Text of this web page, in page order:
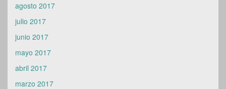
agosto 2017
julio 2017
junio 2017
mayo 2017
abril 2017
marzo 2017